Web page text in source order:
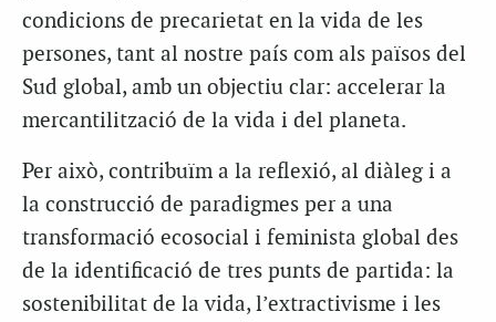
condicions de precarietat en la vida de les
persones, tant al nostre país com als països del
Sud global, amb un objectiu clar: accelerar la
mercantilització de la vida i del planeta.
Per això, contribuïm a la reflexió, al diàleg i a
la construcció de paradigmes per a una
transformació ecosocial i feminista global des
de la identificació de tres punts de partida: la
sostenibilitat de la vida, l’extractivisme i les